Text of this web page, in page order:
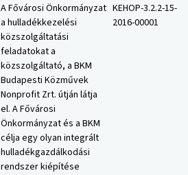
A Fővárosi Önkormányzat
a hulladékkezelési
közszolgáltatási
feladatokat a
közszolgáltató, a BKM
Budapesti Közművek
Nonprofit Zrt. útján látja
el. A Fővárosi
Önkormányzat és a BKM
célja egy olyan integrált
hulladékgazdálkodási
rendszer kiépítése
KEHOP-3.2.2-15-
2016-00001